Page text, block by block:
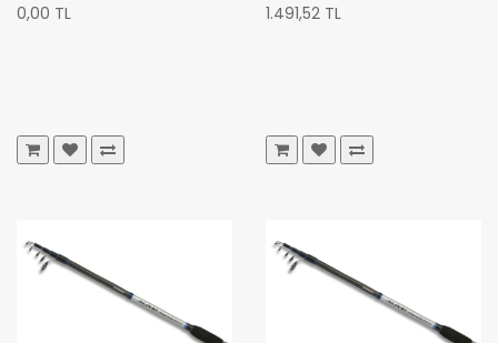
0,00 TL
1.491,52 TL